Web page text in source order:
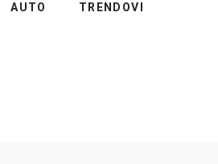
AUTO TRENDOVI